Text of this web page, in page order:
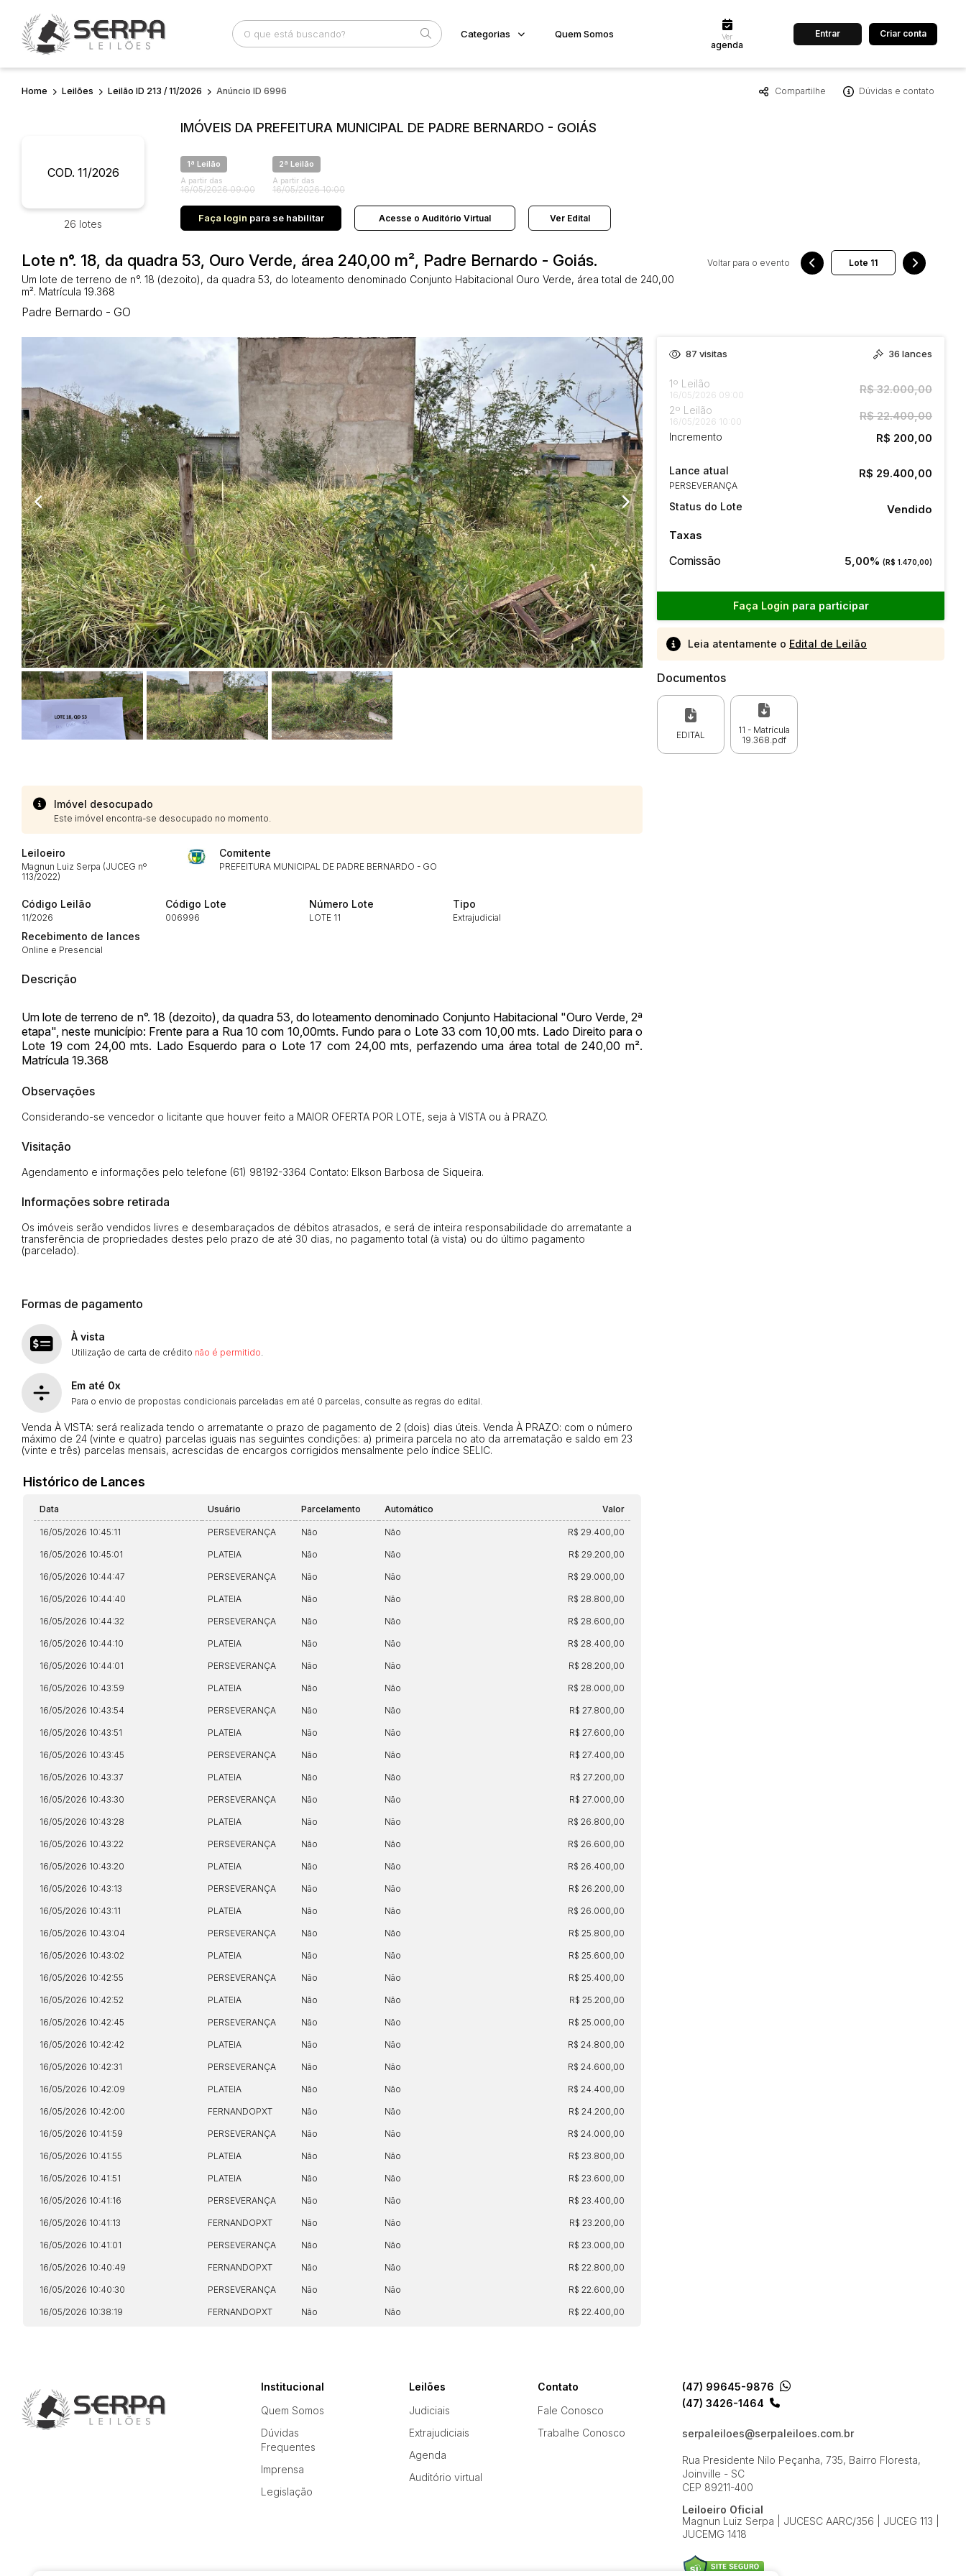
Busca por palavra-chave Categoria Cidade
Categorias
Imóveis
Carro
Quem Somos
Fale Conosco
Ver
agenda
Entrar Criar conta
Home Leilões Leilão ID 213 / 11/2026 Anúncio ID 6996 Compartilhe Dúvidas e contato
COD. 11/2026
26 lotes
IMÓVEIS DA PREFEITURA MUNICIPAL DE PADRE BERNARDO - GOIÁS
1ª Leilão
A partir das
16/05/2026 09:00
2ª Leilão
A partir das
16/05/2026 10:00
Faça login para se habilitar Acesse o Auditório Virtual Ver Edital
Lote n°. 18, da quadra 53, Ouro Verde, área 240,00 m², Padre Bernardo - Goiás.
Um lote de terreno de n°. 18 (dezoito), da quadra 53, do loteamento denominado Conjunto Habitacional Ouro Verde, área total de 240,00
m². Matrícula 19.368
Padre Bernardo - GO
Voltar para o evento
87 visitas 36 lances
1º Leilão
16/05/2026 09:00 R$ 32.000,00
2º Leilão
16/05/2026 10:00 R$ 22.400,00
Incremento R$ 200,00
Lance atual
PERSEVERANÇA
R$ 29.400,00
Status do Lote
Vendido
Taxas
Comissão 5,00% (R$ 1.470,00)
Faça Login para participar
Leia atentamente o Edital de Leilão
Documentos
EDITAL
11 - Matrícula
19.368.pdf
Imóvel desocupado
Este imóvel encontra-se desocupado no momento.
Leiloeiro
Magnun Luiz Serpa (JUCEG nº
113/2022)
Comitente
PREFEITURA MUNICIPAL DE PADRE BERNARDO - GO
Código Leilão
11/2026
Código Lote
006996
Número Lote
LOTE 11
Tipo
Extrajudicial
Recebimento de lances
Online e Presencial
Descrição
Um lote de terreno de n°. 18 (dezoito), da quadra 53, do loteamento denominado Conjunto Habitacional "Ouro Verde, 2ª
etapa", neste município: Frente para a Rua 10 com 10,00mts. Fundo para o Lote 33 com 10,00 mts. Lado Direito para o
Lote 19 com 24,00 mts. Lado Esquerdo para o Lote 17 com 24,00 mts, perfazendo uma área total de 240,00 m².
Matrícula 19.368
Observações
Considerando-se vencedor o licitante que houver feito a MAIOR OFERTA POR LOTE, seja à VISTA ou à PRAZO.
Visitação
Agendamento e informações pelo telefone (61) 98192-3364 Contato: Elkson Barbosa de Siqueira.
Informações sobre retirada
Os imóveis serão vendidos livres e desembaraçados de débitos atrasados, e será de inteira responsabilidade do arrematante a
transferência de propriedades destes pelo prazo de até 30 dias, no pagamento total (à vista) ou do último pagamento
(parcelado).
Formas de pagamento
À vista
Utilização de carta de crédito não é permitido.
Em até 0x
Para o envio de propostas condicionais parceladas em até 0 parcelas, consulte as regras do edital.
Venda À VISTA: será realizada tendo o arrematante o prazo de pagamento de 2 (dois) dias úteis. Venda À PRAZO: com o número
máximo de 24 (vinte e quatro) parcelas iguais nas seguintes condições: a) primeira parcela no ato da arrematação e saldo em 23
(vinte e três) parcelas mensais, acrescidas de encargos corrigidos mensalmente pelo índice SELIC.
Histórico de Lances
Data Usuário Parcelamento Automático Valor
16/05/2026 10:45:11 PERSEVERANÇA Não Não R$ 29.400,00
16/05/2026 10:45:01 PLATEIA Não Não R$ 29.200,00
16/05/2026 10:44:47 PERSEVERANÇA Não Não R$ 29.000,00
16/05/2026 10:44:40 PLATEIA Não Não R$ 28.800,00
16/05/2026 10:44:32 PERSEVERANÇA Não Não R$ 28.600,00
16/05/2026 10:44:10 PLATEIA Não Não R$ 28.400,00
16/05/2026 10:44:01 PERSEVERANÇA Não Não R$ 28.200,00
16/05/2026 10:43:59 PLATEIA Não Não R$ 28.000,00
16/05/2026 10:43:54 PERSEVERANÇA Não Não R$ 27.800,00
16/05/2026 10:43:51 PLATEIA Não Não R$ 27.600,00
16/05/2026 10:43:45 PERSEVERANÇA Não Não R$ 27.400,00
16/05/2026 10:43:37 PLATEIA Não Não R$ 27.200,00
16/05/2026 10:43:30 PERSEVERANÇA Não Não R$ 27.000,00
16/05/2026 10:43:28 PLATEIA Não Não R$ 26.800,00
16/05/2026 10:43:22 PERSEVERANÇA Não Não R$ 26.600,00
16/05/2026 10:43:20 PLATEIA Não Não R$ 26.400,00
16/05/2026 10:43:13 PERSEVERANÇA Não Não R$ 26.200,00
16/05/2026 10:43:11 PLATEIA Não Não R$ 26.000,00
16/05/2026 10:43:04 PERSEVERANÇA Não Não R$ 25.800,00
16/05/2026 10:43:02 PLATEIA Não Não R$ 25.600,00
16/05/2026 10:42:55 PERSEVERANÇA Não Não R$ 25.400,00
16/05/2026 10:42:52 PLATEIA Não Não R$ 25.200,00
16/05/2026 10:42:45 PERSEVERANÇA Não Não R$ 25.000,00
16/05/2026 10:42:42 PLATEIA Não Não R$ 24.800,00
16/05/2026 10:42:31 PERSEVERANÇA Não Não R$ 24.600,00
16/05/2026 10:42:09 PLATEIA Não Não R$ 24.400,00
16/05/2026 10:42:00 FERNANDOPXT Não Não R$ 24.200,00
16/05/2026 10:41:59 PERSEVERANÇA Não Não R$ 24.000,00
16/05/2026 10:41:55 PLATEIA Não Não R$ 23.800,00
16/05/2026 10:41:51 PLATEIA Não Não R$ 23.600,00
16/05/2026 10:41:16 PERSEVERANÇA Não Não R$ 23.400,00
16/05/2026 10:41:13 FERNANDOPXT Não Não R$ 23.200,00
16/05/2026 10:41:01 PERSEVERANÇA Não Não R$ 23.000,00
16/05/2026 10:40:49 FERNANDOPXT Não Não R$ 22.800,00
16/05/2026 10:40:30 PERSEVERANÇA Não Não R$ 22.600,00
16/05/2026 10:38:19 FERNANDOPXT Não Não R$ 22.400,00
14/04/2025 18:43:11
Habilite-se para efetuar lances ou propostas
Institucional
Quem Somos
Dúvidas
Frequentes
Imprensa
Legislação
Leilões
Judiciais
Extrajudiciais
Agenda
Auditório virtual
Contato
Fale Conosco
Trabalhe Conosco
(47) 99645-9876
(47) 3426-1464
serpaleiloes@serpaleiloes.com.br
Rua Presidente Nilo Peçanha, 735, Bairro Floresta,
Joinville - SC
CEP 89211-400
Leiloeiro Oficial
Magnun Luiz Serpa | JUCESC AARC/356 | JUCEG 113 |
JUCEMG 1418